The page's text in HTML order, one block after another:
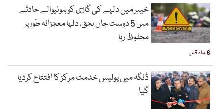
6 ماہ قبل
خیبر میں دلہے کی گاڑی کو ہونیوالے حادثے
میں 5 دوست جاں بحق، دلہا معجزانہ طور پر
محفوظ رہا
ڈنگہ میں پولیس خدمت مرکز کا افتتاح کردیا
گیا